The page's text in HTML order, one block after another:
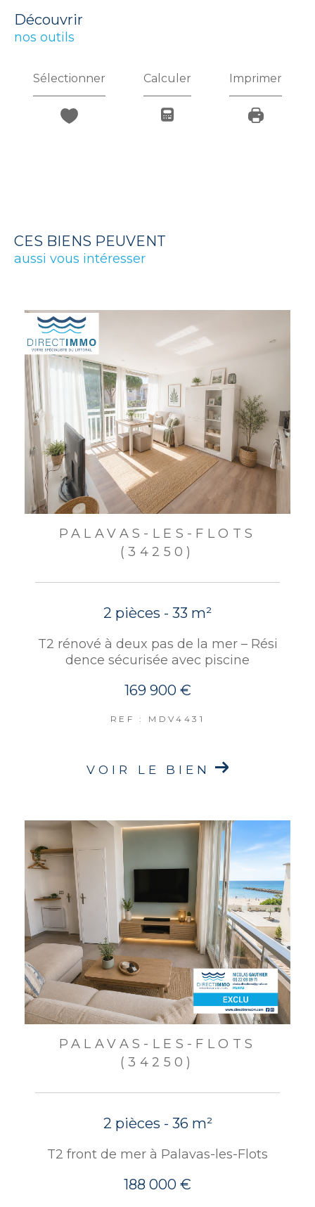
découvrir
nos outils
Sélectionner Calculer Imprimer
CES BIENS PEUVENT
aussi vous intéresser
PALAVAS-LES-FLOTS
(34250)
2 pièces - 33 m²
T2 rénové à deux pas de la mer – Rési
dence sécurisée avec piscine
169 900 €
REF : MDV4431
VOIR LE BIEN
PALAVAS-LES-FLOTS
(34250)
2 pièces - 36 m²
T2 front de mer à Palavas-les-Flots
188 000 €